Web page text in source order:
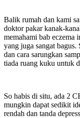
Balik rumah dan kami
doktor pakar kanak-
memahami bab eczema
yang juga sangat
dan cara sarungkan
tiada ruang kuku untuk
So habis di situ, ada 2
mungkin dapat sedikit
rendah dan tanda